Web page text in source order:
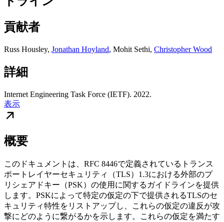
貢献者
Russ Housley, Jonathan Hoyland, Mohit Sethi, Christopher Wood
詳細
Internet Engineering Task Force (IETF). 2022.
表示
概要
このドキュメントは、RFC 8446で定義されているトランス
ポートレイヤーセキュリティ（TLS）1.3における外部のプ
リシェアドキー（PSK）の使用に関するガイドラインを提供
します。PSKによって特定の仮定の下で提供されるTLSのセ
キュリティ特性をリストアップし、これらの仮定の違反が攻
撃にどのように繋がるかを示します。これらの仮定を満たす